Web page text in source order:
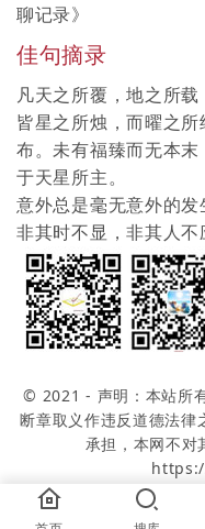
聊记录》
佳句摘录
凡天之所覆，地之所载
皆星之所烛，而曜之
布。未有福臻而无本
于天星所主。
意外总是毫无意外的发
非其时不显，非其人不
© 2021 - 声明：本站所
断章取义作违反道德法律
承担，本网不